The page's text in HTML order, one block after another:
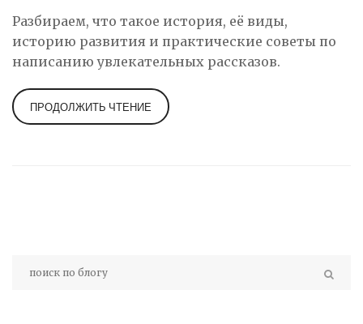
Разбираем, что такое история, её виды,
историю развития и практические советы по
написанию увлекательных рассказов.
ПРОДОЛЖИТЬ ЧТЕНИЕ